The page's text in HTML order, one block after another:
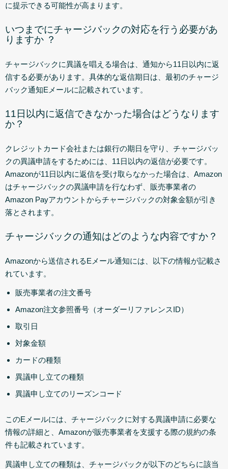
に提示できる可能性が高まります。
いつまでにチャージバックの対応を行う必要があ
りますか ？
チャージバックに異議を唱える場合は、通知から11日以内に返
信する必要があります。具体的な返信期日は、最初のチャージ
バック通知Eメールに記載されています。
11日以内に返信できなかった場合はどうなります
か？
クレジットカード会社または銀行の期日を守り、チャージバッ
クの異議申請をするためには、11日以内の返信が必要です。
Amazonが11日以内に返信を受け取らなかった場合は、Amazon
はチャージバックの異議申請を行なわず、販売事業者の
Amazon Payアカウントからチャージバックの対象金額が引き
落とされます。
チャージバックの通知はどのような内容ですか？
Amazonから送信されるEメール通知には、以下の情報が記載さ
れています。
販売事業者の注文番号
Amazon注文参照番号（オーダーリファレンスID）
取引日
対象金額
カードの種類
異議申し立ての種類
異議申し立てのリーズンコード
このEメールには、チャージバックに対する異議申請に必要な
情報の詳細と、Amazonが販売事業者を支援する際の規約の条
件も記載されています。
異議申し立ての種類は、チャージバックが以下のどちらに該当